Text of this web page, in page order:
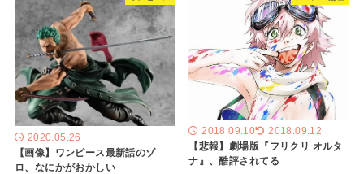
2020.05.26
【画像】ワンピース最新話のゾ
ロ、なにかがおかしい
2018.09.10 2018.09.12
【悲報】劇場版『フリクリ オルタ
ナ』、酷評されてる